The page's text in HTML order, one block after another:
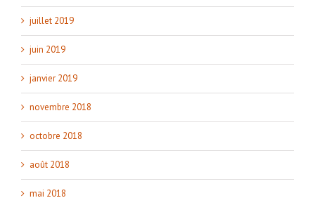
juillet 2019
juin 2019
janvier 2019
novembre 2018
octobre 2018
août 2018
mai 2018